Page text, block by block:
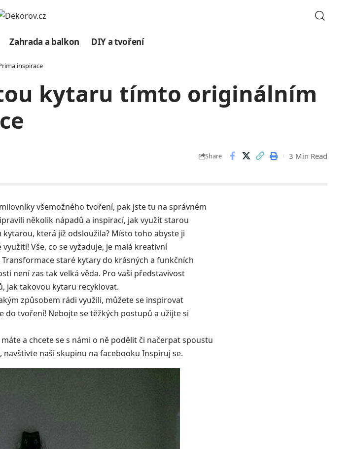
Zahrada a balkon DIY a tvoření
inspirace
kytaru tímto originálním
Share 3 Min Read
všemožného tvoření, pak jste tu na správném
několik nápadů a inspirací, jak využít starou
která již odsloužila? Místo toho abyste ji
Vše, co se vyžaduje, je malá kreativní
staré kytary do krásných a funkčních
není zas tak velká věda. Pro vaši představivost
jak takovou kytaru recyklovat.
způsobem rádi využili, můžete se inspirovat
tvoření! Nebojte se těžkých postupů a užijte si
a chcete se s námi o ně podělit či načerpat spoustu
navštivte naši skupinu na facebooku Inspiruj se.